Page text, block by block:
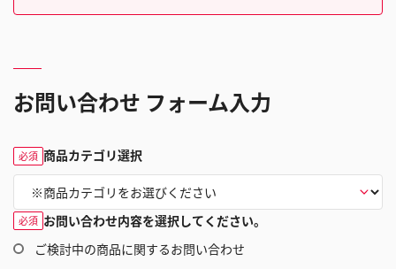
お問い合わせ フォーム入力
必須 商品カテゴリ選択
必須 お問い合わせ内容を選択してください。
ご検討中の商品に関するお問い合わせ